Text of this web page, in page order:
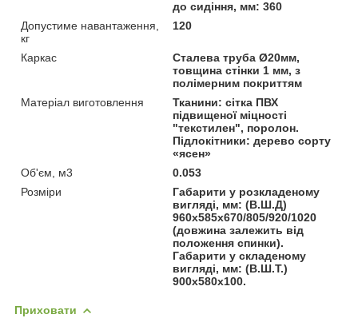
до сидіння, мм: 360
Допустиме навантаження,
кг
120
Каркас
Сталева труба Ø20мм,
товщина стінки 1 мм, з
полімерним покриттям
Матеріал виготовлення
Тканини: сітка ПВХ
підвищеної міцності
"текстилен", поролон.
Підлокітники: дерево сорту
«ясен»
Об'єм, м3
0.053
Розміри
Габарити у розкладеному
вигляді, мм: (В.Ш.Д)
960х585х670/805/920/1020
(довжина залежить від
положення спинки).
Габарити у складеному
вигляді, мм: (В.Ш.Т.)
900х580х100.
Приховати